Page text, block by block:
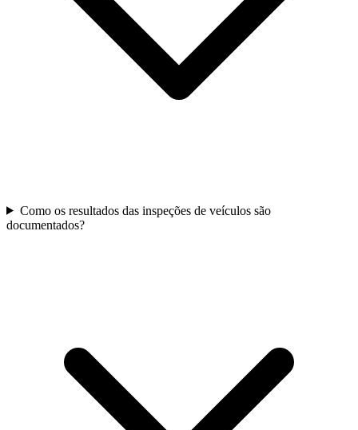
Como os resultados das inspeções de veículos são
documentados?